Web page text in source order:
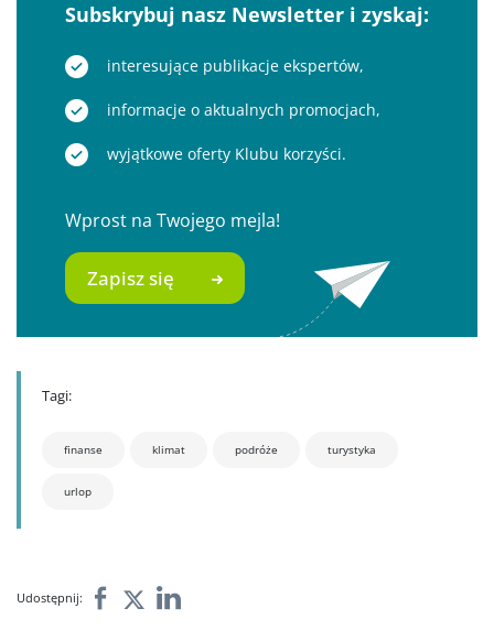
Subskrybuj nasz Newsletter i zyskaj:
interesujące publikacje ekspertów,
informacje o aktualnych promocjach,
wyjątkowe oferty Klubu korzyści.
Wprost na Twojego mejla!
Zapisz się
Tagi:
finanse klimat podróże turystyka
urlop
Udostępnij: